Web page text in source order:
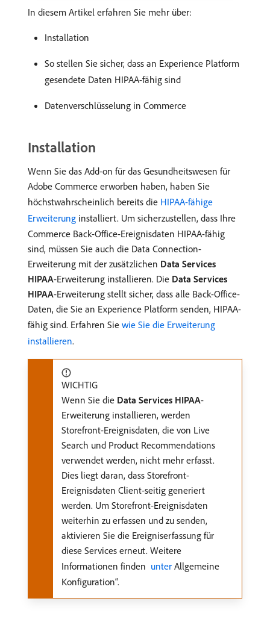
In diesem Artikel erfahren Sie mehr über:
Installation
So stellen Sie sicher, dass an Experience Platform
gesendete Daten HIPAA-fähig sind
Datenverschlüsselung in Commerce
Installation
Wenn Sie das Add-on für das Gesundheitswesen für
Adobe Commerce erworben haben, haben Sie
höchstwahrscheinlich bereits die HIPAA-fähige
Erweiterung installiert. Um sicherzustellen, dass Ihre
Commerce Back-Office-Ereignisdaten HIPAA-fähig
sind, müssen Sie auch die Data Connection-
Erweiterung mit der zusätzlichen Data Services
HIPAA-Erweiterung installieren. Die Data Services
HIPAA-Erweiterung stellt sicher, dass alle Back-Office-
Daten, die Sie an Experience Platform senden, HIPAA-
fähig sind. Erfahren Sie wie Sie die Erweiterung
installieren.
WICHTIG
Wenn Sie die Data Services HIPAA-
Erweiterung installieren, werden
Storefront-Ereignisdaten, die von Live
Search und Product Recommendations
verwendet werden, nicht mehr erfasst.
Dies liegt daran, dass Storefront-
Ereignisdaten Client-seitig generiert
werden. Um Storefront-Ereignisdaten
weiterhin zu erfassen und zu senden,
aktivieren Sie die Ereigniserfassung für
diese Services erneut. Weitere
Informationen finden ​ unter ​ Allgemeine
Konfiguration“.